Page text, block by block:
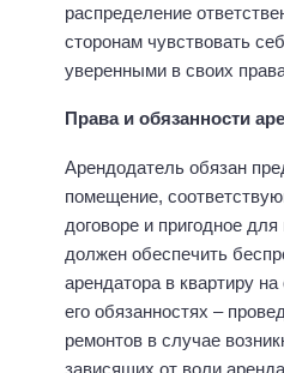
распределение
сторонам чувствовать
уверенными в своих
Права и обязанности
Арендодатель обязан
помещение,
договоре и пригодное
должен обеспечить
арендатора в квартиру
его обязанностях –
ремонтов в случае
зависящих от воли